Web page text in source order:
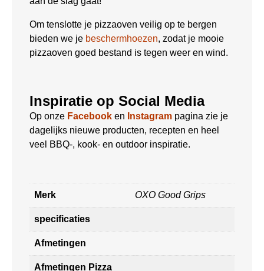
Om tenslotte je pizzaoven veilig op te bergen
bieden we je beschermhoezen, zodat je mooie
pizzaoven goed bestand is tegen weer en wind.
Inspiratie op Social Media
Op onze Facebook en Instagram pagina zie je
dagelijks nieuwe producten, recepten en heel
veel BBQ-, kook- en outdoor inspiratie.
Merk OXO Good Grips
specificaties
Afmetingen
Afmetingen Pizza